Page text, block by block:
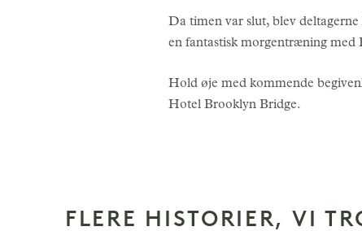
Da timen var slut, blev
en fantastisk morgentræning med
Hold øje med kommende
Hotel Brooklyn Bridge.
FLERE HISTORIER, VI